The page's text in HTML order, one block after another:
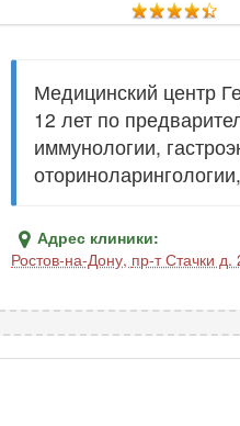
Медицинский центр
12 лет по
иммунологии,
Адрес клиники:
Ростов-на-Дону, пр-т Стачки д.